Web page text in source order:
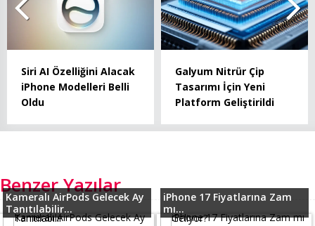
Siri AI Özelliğini Alacak
iPhone Modelleri Belli
Oldu
Galyum Nitrür Çip
Tasarımı İçin Yeni
Platform Geliştirildi
Benzer Yazılar
Kameralı AirPods Gelecek Ay
Tanıtılabilir...
iPhone 17 Fiyatlarına Zam
mı...